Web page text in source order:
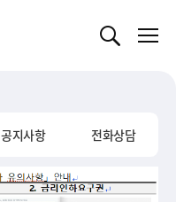
공지사항 전화상담